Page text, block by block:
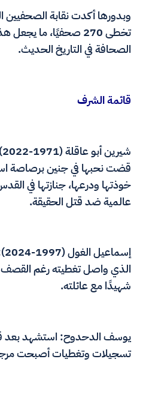
وبدورها أكدت نقابة الصحفيين
تخطى 270 صحفيًا، ما
الصحافة في التاريخ الحديث.
قائمة الشرف
قضت نحبها في جنين برصاصة
خوذتها ودرعها، جنازتها في
عالمية ضد قتل الحقيقة.
الذي واصل تغطيته رغم القصف
شهيدًا مع عائلته.
يوسف الدحدوح: استشهد بعد
تسجيلات وتغطيات أصبحت